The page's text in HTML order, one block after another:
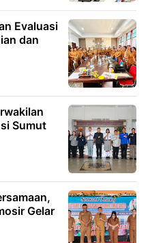
Evaluasi
dan
Sumut
Gelar